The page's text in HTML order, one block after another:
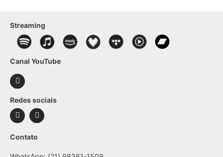
Streaming
Canal YouTube
Redes sociais
Contato